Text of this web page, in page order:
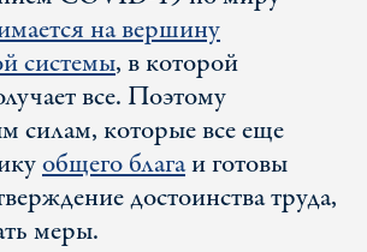
на вершину
системы, в которой
все. Поэтому
силам, которые все еще
общего благаи готовы
достоинства труда,
меры.